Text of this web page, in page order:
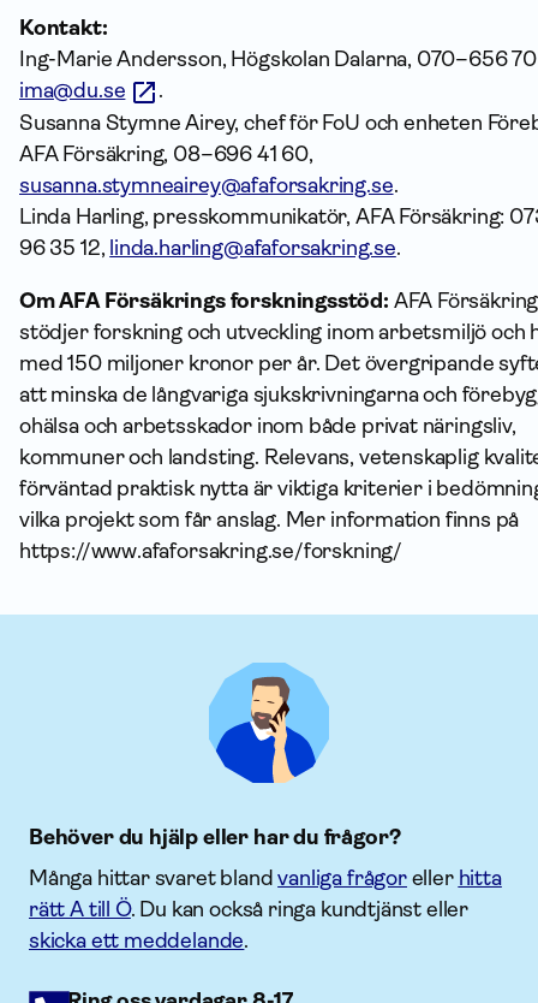
Kontakt:
Ing-Marie Andersson, Högskolan Dalarna, 070–656
ima@du.se
.
Susanna Stymne Airey, chef för FoU och enheten
AFA Försäkring, 08–696 41 60,
susanna.stymneairey@afaforsakring.se.
Linda Harling, presskommunikatör, AFA Försäkring:
96 35 12, linda.harling@afaforsakring.se.
Om AFA Försäkrings forskningsstöd: AFA Försäkring
stödjer forskning och utveckling inom arbetsmiljö och
med 150 miljoner kronor per år. Det övergripande
att minska de långvariga sjukskrivningarna och
ohälsa och arbetsskador inom både privat näringsliv,
kommuner och landsting. Relevans, vetenskaplig
förväntad praktisk nytta är viktiga kriterier i
vilka projekt som får anslag. Mer information finns på
https://www.afaforsakring.se/forskning/
Behöver du hjälp eller har du frågor?
Många hittar svaret blandvanliga frågoreller hitta
rätt A till Ö. Du kan också ringa kundtjänst eller
skicka ett meddelande.